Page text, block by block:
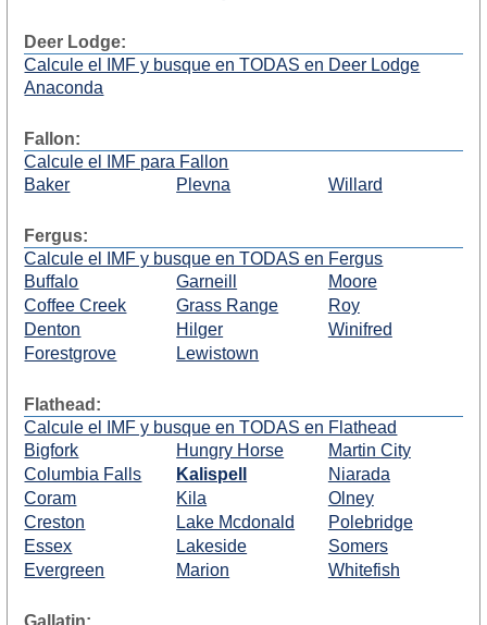
Deer Lodge:
Calcule el IMF y busque en TODAS en Deer Lodge
Anaconda
Fallon:
Calcule el IMF para Fallon
Baker
Plevna Willard
Fergus:
Calcule el IMF y busque en TODAS en Fergus
Buffalo
Coffee Creek
Denton
Forestgrove
Garneill
Grass Range
Hilger
Lewistown
Moore
Roy
Winifred
Flathead:
Calcule el IMF y busque en TODAS en Flathead
Bigfork
Columbia Falls
Coram
Creston
Essex
Evergreen
Hungry Horse
Kalispell
Kila
Lake Mcdonald
Lakeside
Marion
Martin City
Niarada
Olney
Polebridge
Somers
Whitefish
Gallatin: